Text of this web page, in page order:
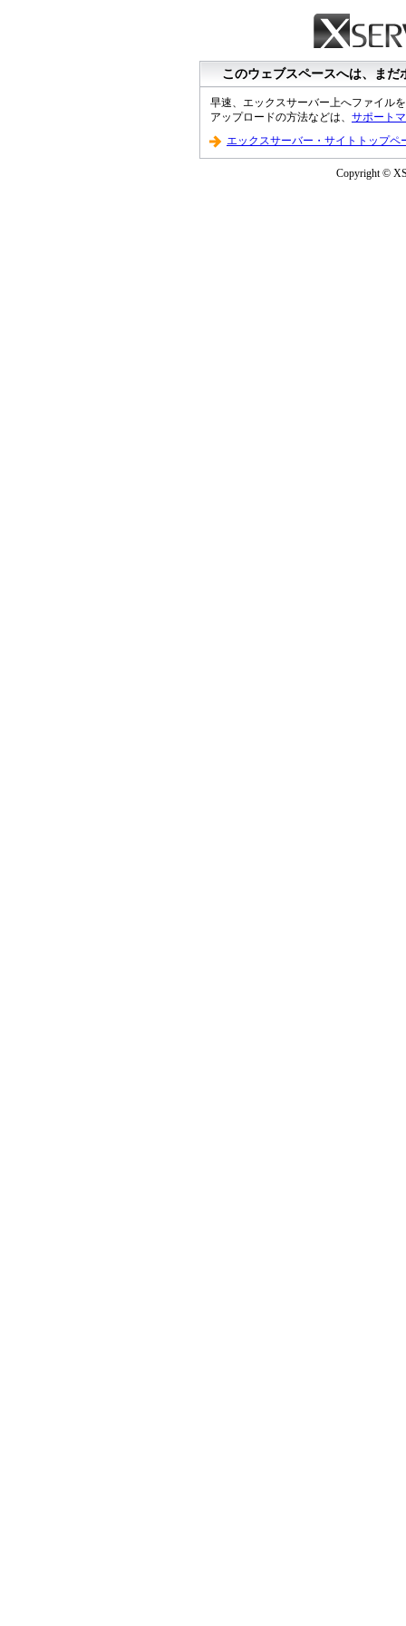
このウェブスペースへは、ま
早速、エックスサーバー上へファイル
アップロードの方法などは、 サポート
エックスサーバー・サイトトップペ
Copyright ©